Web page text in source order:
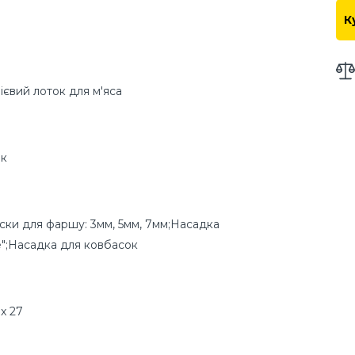
лоток для м'яса
для фаршу: 3мм, 5мм, 7мм;Насадка
для ковбасок
27